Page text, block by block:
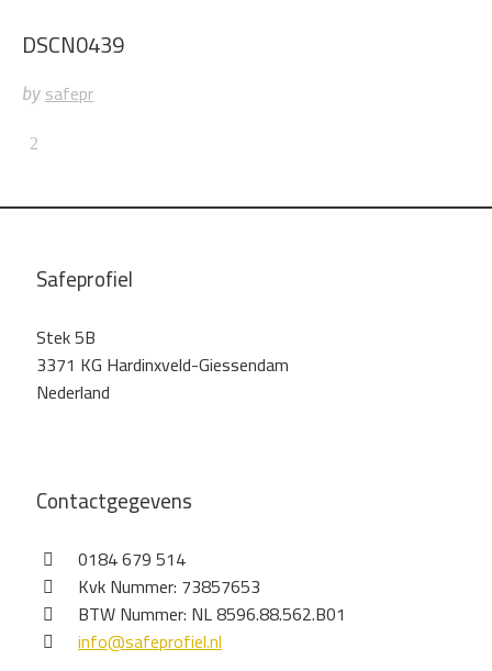
DSCN0439
by safepr
Safeprofiel
Stek 5B
3371 KG Hardinxveld-Giessendam
Nederland
Contactgegevens
0184 679 514
Kvk Nummer: 73857653
BTW Nummer: NL 8596.88.562.B01
info@safeprofiel.nl